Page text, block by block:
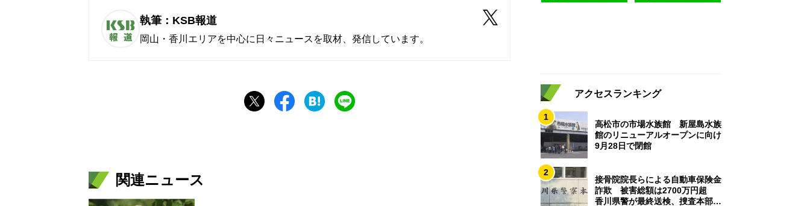
執筆：KSB報道
岡山・香川エリアを中心に日々ニュースを取材、発信しています。
関連ニュース
アクセスランキング
1
高松市の市場水族館 新屋島水族
館のリニューアルオープンに向け
9月28日で閉館
2
接骨院院長らによる自動車保険金
詐欺 被害総額は2700万円超
香川県警が最終送検、捜査本部解